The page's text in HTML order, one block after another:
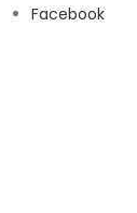
Facebook